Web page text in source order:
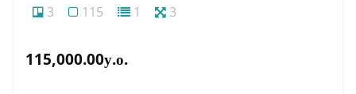
3
115 1 3
115,000.00у.о.